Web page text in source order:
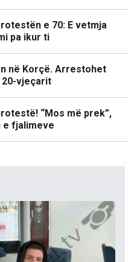
e 70: E vetmja
pa ikur ti
në Korçë. Arrestohet
20-vjeçarit
“Mos më prek”,
e fjalimeve